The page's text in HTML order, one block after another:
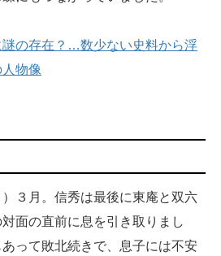
の存在？…数少ない史料から浮
物像
３月。信秀は最後に東庵と双六
面の直前に息を引き取りまし
って敗北続きで、息子には不安